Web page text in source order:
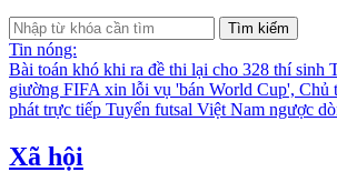
Tìm kiếm
Tin nóng:
Bài toán khó khi ra đề thi lại cho 328 thí sinh
giường FIFA xin lỗi vụ 'bán World Cup', Chủ
phát trực tiếp Tuyển futsal Việt Nam ngược
Xã hội